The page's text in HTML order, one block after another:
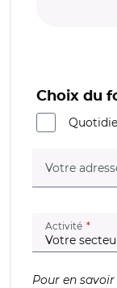
Choix du
Votre
Activité
Pour en